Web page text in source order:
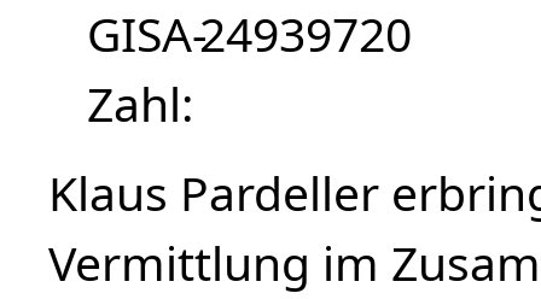
GISA-
Zahl
24939720
Klaus Pardeller
Vermittlung im